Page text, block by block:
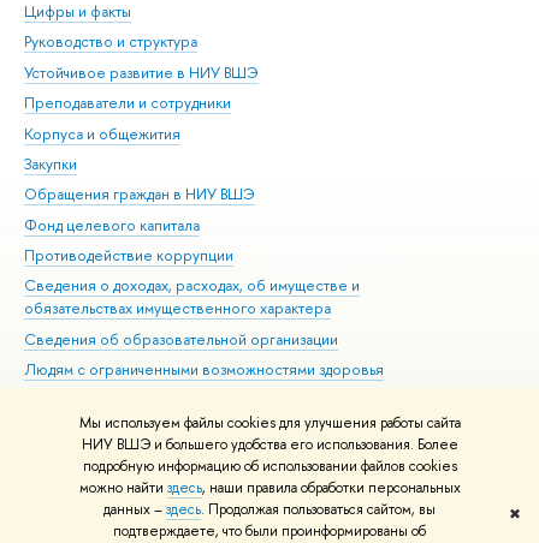
Мы используем файлы cookies для улучшения работы сайта
НИУ ВШЭ и большего удобства его использования. Более
подробную информацию об использовании файлов cookies
можно найти здесь, наши правила обработки персональных
данных –здесь. Продолжая пользоваться сайтом, вы
подтверждаете, что были проинформированы об
✖
Цифры и факты
Руководство и структура
Устойчивое развитие в НИУ ВШЭ
Преподаватели и сотрудники
Корпуса и общежития
Закупки
Обращения граждан в НИУ ВШЭ
Фонд целевого капитала
Противодействие коррупции
Сведения о доходах, расходах, об имуществе и
обязательствах имущественного характера
Сведения об образовательной организации
Людям с ограниченными возможностями здоровья
Работа в Вышке